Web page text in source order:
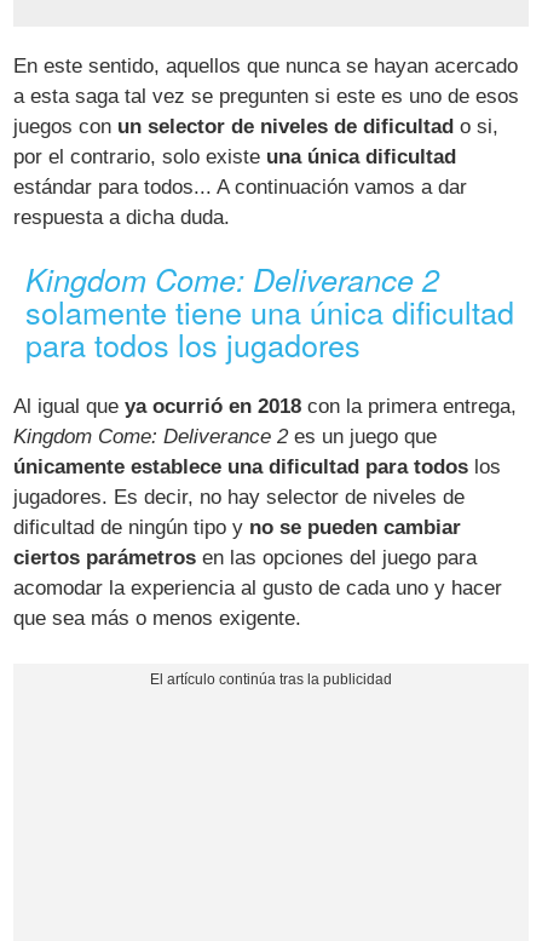
En este sentido, aquellos que nunca se hayan acercado
a esta saga tal vez se pregunten si este es uno de esos
juegos con un selector de niveles de dificultad o si,
por el contrario, solo existe una única dificultad
estándar para todos... A continuación vamos a dar
respuesta a dicha duda.
Kingdom Come: Deliverance 2
solamente tiene una única dificultad
para todos los jugadores
Al igual queya ocurrió en 2018 con la primera entrega,
Kingdom Come: Deliverance 2es un juego que
únicamente establece una dificultad para todos los
jugadores. Es decir, no hay selector de niveles de
dificultad de ningún tipo y no se pueden cambiar
ciertos parámetros en las opciones del juego para
acomodar la experiencia al gusto de cada uno y hacer
que sea más o menos exigente.